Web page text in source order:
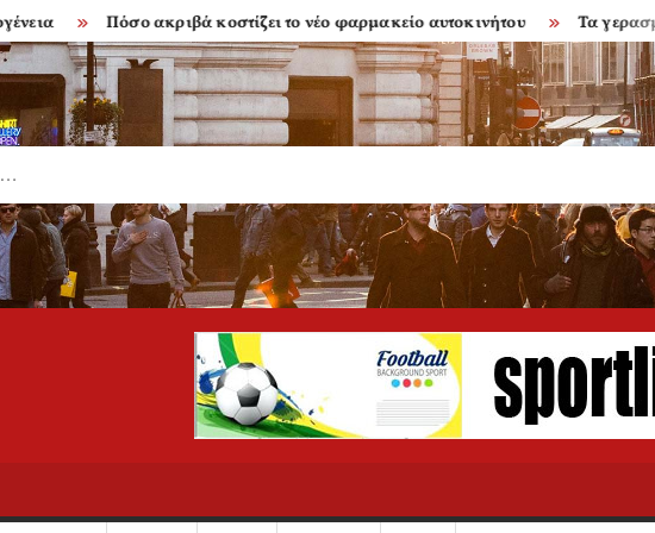
Πόσο ακριβά κοστίζει το νέο φαρμακείο αυτοκινήτου Τα γερασμένα